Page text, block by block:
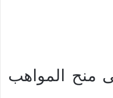
منح المواهب